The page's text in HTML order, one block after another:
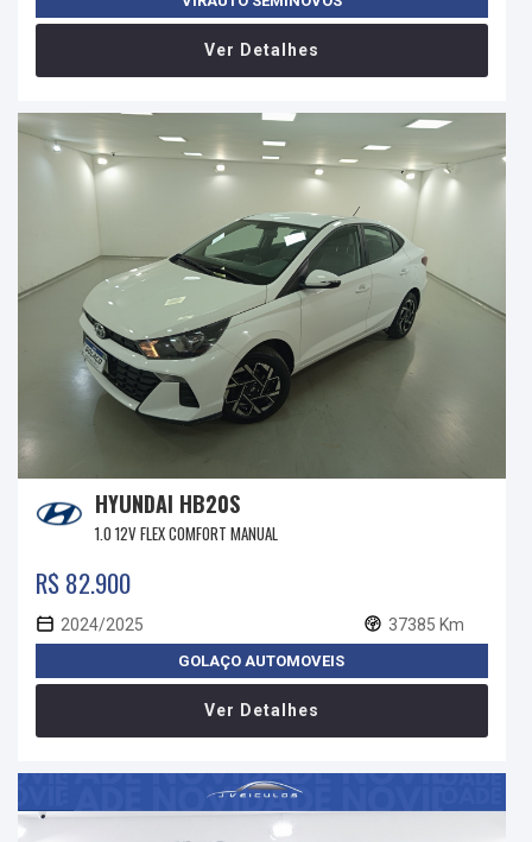
Ver Detalhes
HYUNDAI HB20S
1.0 12V FLEX COMFORT MANUAL
R$ 82.900
2024/2025 37385 Km
GOLAÇO AUTOMOVEIS
Ver Detalhes